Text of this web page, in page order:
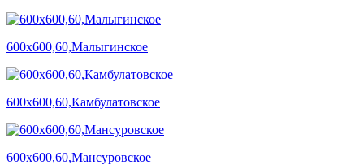
600х600,60,Малыгинское
600х600,60,Камбулатовское
600х600,60,Мансуровское